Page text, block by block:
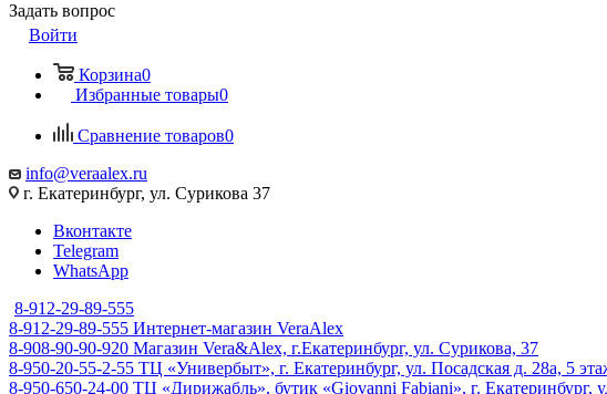
Задать вопрос
Войти
Корзина0
Избранные товары0
Сравнение товаров0
info@veraalex.ru
г. Екатеринбург, ул. Сурикова 37
Вконтакте
Telegram
WhatsApp
8-912-29-89-555
8-912-29-89-555 Интернет-магазин VeraAlex
8-908-90-90-920 Магазин Vera&Alex, г.Екатеринбург, ул. Сурикова, 37
8-950-20-55-2-55 ТЦ «Универбыт», г. Екатеринбург, ул. Посадская д. 28а, 5
8-950-650-24-00 ТЦ «Дирижабль», бутик «Giovanni Fabiani», г.